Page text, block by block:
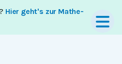
Hier geht's zur Mathe-